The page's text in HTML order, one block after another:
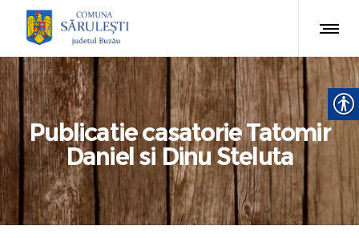
Publicatie casatorie Tatomir
Daniel si Dinu Steluta